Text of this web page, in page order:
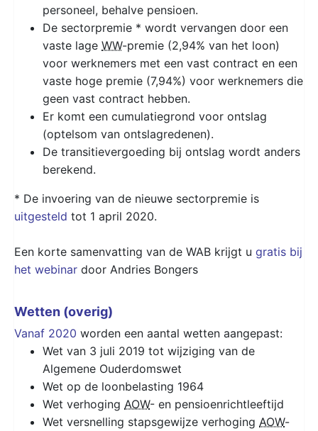
personeel, behalve pensioen.
De sectorpremie * wordt vervangen door een
vaste lage WW-premie (2,94% van het loon)
voor werknemers met een vast contract en een
vaste hoge premie (7,94%) voor werknemers die
geen vast contract hebben.
Er komt een cumulatiegrond voor ontslag
(optelsom van ontslagredenen).
De transitievergoeding bij ontslag wordt anders
berekend.
* De invoering van de nieuwe sectorpremie is
uitgesteld tot 1 april 2020.
Een korte samenvatting van de WAB krijgt u gratis bij
het webinar door Andries Bongers
Wetten (overig)
Vanaf 2020 worden een aantal wetten aangepast:
Wet van 3 juli 2019 tot wijziging van de
Algemene Ouderdomswet
Wet op de loonbelasting 1964
Wet verhoging AOW- en pensioenrichtleeftijd
Wet versnelling stapsgewijze verhoging AOW-